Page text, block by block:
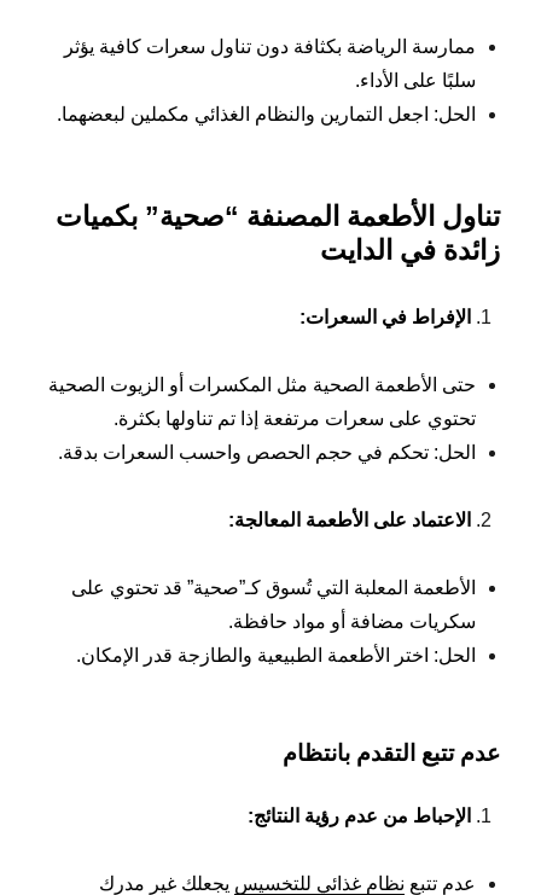
ممارسة الرياضة بكثافة دون تناول سعرات كافية يؤثر
سلبًا على الأداء.
الحل: اجعل التمارين والنظام الغذائي مكملين لبعضهما.
تناول الأطعمة المصنفة “صحية” بكميات
زائدة في الدايت
الإفراط في السعرات:
حتى الأطعمة الصحية مثل المكسرات أو الزيوت الصحية
تحتوي على سعرات مرتفعة إذا تم تناولها بكثرة.
الحل: تحكم في حجم الحصص واحسب السعرات بدقة.
الاعتماد على الأطعمة المعالجة:
الأطعمة المعلبة التي تُسوق كـ”صحية” قد تحتوي على
سكريات مضافة أو مواد حافظة.
الحل: اختر الأطعمة الطبيعية والطازجة قدر الإمكان.
عدم تتبع التقدم بانتظام
الإحباط من عدم رؤية النتائج:
عدم تتبع نظام غذائي للتخسيس يجعلك غير مدرك